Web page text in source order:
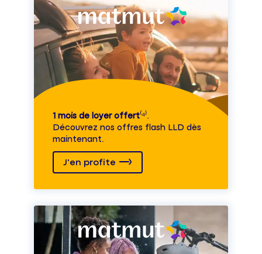
1 mois de loyer offert⁽⁴⁾.
Découvrez nos offres flash LLD dès
maintenant.
J'en profite